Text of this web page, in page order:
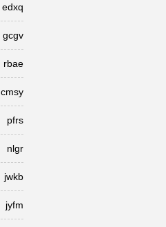
edxq
gcgv
rbae
cmsy
pfrs
nlgr
jwkb
jyfm